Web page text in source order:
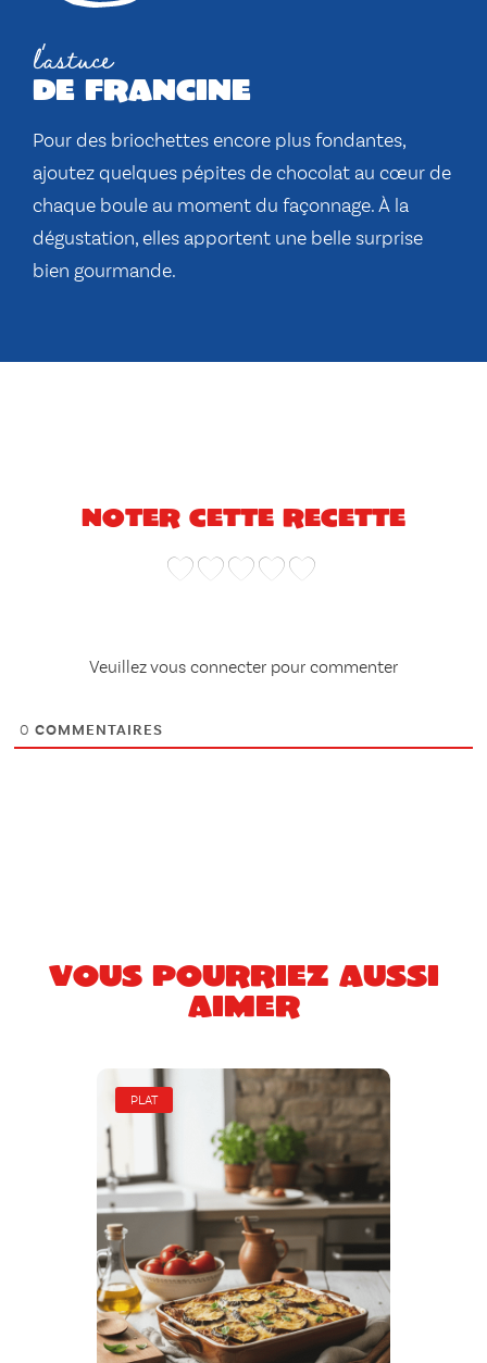
l'astuce
de francine
Pour des briochettes encore plus fondantes,
ajoutez quelques pépites de chocolat au cœur de
chaque boule au moment du façonnage. À la
dégustation, elles apportent une belle surprise
bien gourmande.
Noter cette recette
Veuillez vous connecter pour commenter
0 COMMENTAIRES
Vous pourriez aussi
aimer
PLAT